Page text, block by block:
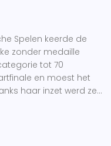
Spelen keerde de
zonder medaille
tot 70
en moest het
haar inzet werd ze
op haar prestaties
wedstrijden.